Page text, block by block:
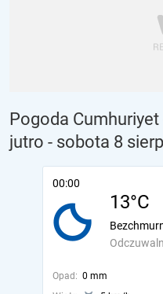
Pogoda
jutro - sobota 8
00:00
13°C
Opad: 0 mm